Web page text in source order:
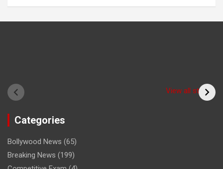
View all stories
sadhu form of the
cricketer? /क्या आपने
(Bitiya) बिटिया
Categories
Bollywood News (65)
Breaking News (199)